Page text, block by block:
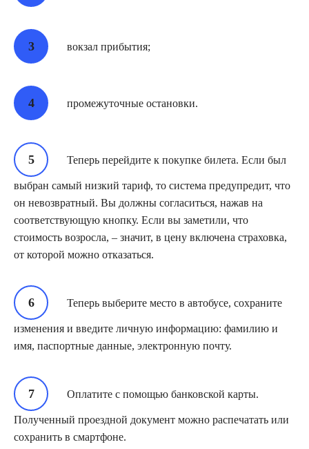
вокзал прибытия;
промежуточные остановки.
Теперь перейдите к покупке билета. Если был
выбран самый низкий тариф, то система предупредит, что
он невозвратный. Вы должны согласиться, нажав на
соответствующую кнопку. Если вы заметили, что
стоимость возросла, – значит, в цену включена страховка,
от которой можно отказаться.
Теперь выберите место в автобусе, сохраните
изменения и введите личную информацию: фамилию и
имя, паспортные данные, электронную почту.
Оплатите с помощью банковской карты.
Полученный проездной документ можно распечатать или
сохранить в смартфоне.